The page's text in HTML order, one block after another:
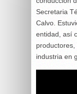
Secretaria
Calvo.
entidad, así
industria en